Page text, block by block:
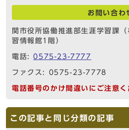
お問い合わ
関市役所協働推進部生涯学習課
習情報館1階）
電話:0575-23-7777
ファクス: 0575-23-7778
電話番号のかけ間違いにご注意く
この記事と同じ分類の記事